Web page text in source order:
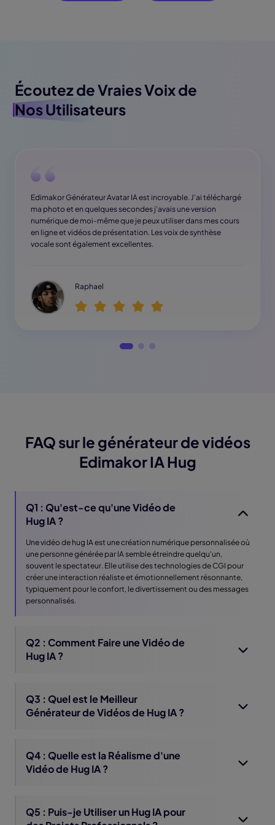
Écoutez de Vraies Voix de
Nos Utilisateurs
Edimakor Générateur Avatar IA est incroyable. J'ai téléchargé
ma photo et en quelques secondes j'avais une version
numérique de moi-même que je peux utiliser dans mes cours
en ligne et vidéos de présentation. Les voix de synthèse
vocale sont également excellentes.
Raphael
FAQ sur le générateur de vidéos
Edimakor IA Hug
Q1 : Qu'est-ce qu'une Vidéo de
Hug IA ?
Une vidéo de hug IA est une création numérique personnalisée où
une personne générée par IA semble étreindre quelqu'un,
souvent le spectateur. Elle utilise des technologies de CGI pour
créer une interaction réaliste et émotionnellement résonnante,
typiquement pour le confort, le divertissement ou des messages
personnalisés.
Q2 : Comment Faire une Vidéo de
Hug IA ?
Q3 : Quel est le Meilleur
Générateur de Vidéos de Hug IA ?
Q4 : Quelle est la Réalisme d'une
Vidéo de Hug IA ?
Q5 : Puis-je Utiliser un Hug IA pour